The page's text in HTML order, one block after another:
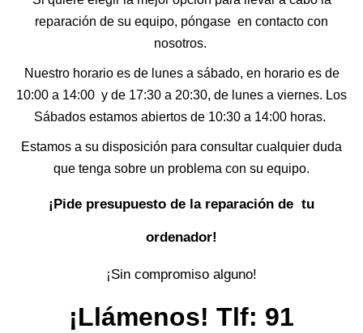
reparación de su equipo, póngase en contacto con
nosotros.
Nuestro horario es de lunes a sábado, en horario es de
10:00 a 14:00 y de 17:30 a 20:30, de lunes a viernes. Los
Sábados estamos abiertos de 10:30 a 14:00 horas.
Estamos a su disposición para consultar cualquier duda
que tenga sobre un problema con su equipo.
¡Pide presupuesto de la reparación de tu
ordenador!
¡Sin compromiso alguno!
¡Llámenos! Tlf: 91